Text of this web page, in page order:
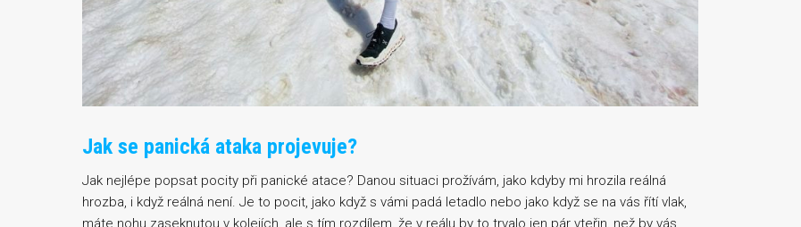
Jak se panická ataka projevuje?
Jak nejlépe popsat pocity při panické atace? Danou situaci prožívám, jako kdyby mi hrozila reálná
hrozba, i když reálná není. Je to pocit, jako když s vámi padá letadlo nebo jako když se na vás řítí vlak,
máte nohu zaseknutou v kolejích, ale s tím rozdílem, že v reálu by to trvalo jen pár vteřin, než by vás